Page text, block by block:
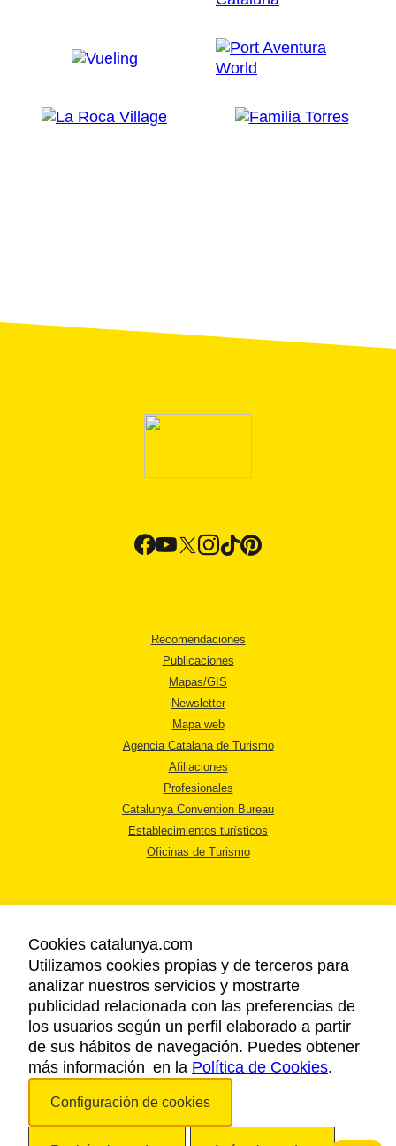
Recomendaciones
Publicaciones
Mapas/GIS
Newsletter
Mapa web
Agencia Catalana de Turismo
Afiliaciones
Profesionales
Catalunya Convention Bureau
Establecimientos turísticos
Oficinas de Turismo
AVISO LEGAL
POLÍTICA DE PRIVACIDAD
COOKIES
ACCESSIBILIDAD
Copyright © 2026. Agencia Catalana de Turismo. Todos los derechos
Cookies catalunya.com
Utilizamos cookies propias y de terceros para
analizar nuestros servicios y mostrarte
publicidad relacionada con las preferencias de
los usuarios según un perfil elaborado a partir
de sus hábitos de navegación. Puedes obtener
más información en la Política de Cookies.
Configuración de cookies